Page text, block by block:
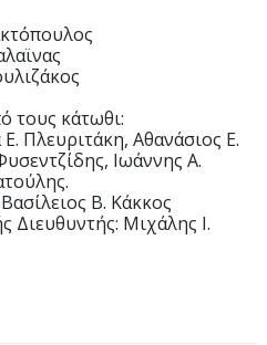
τους κάτωθι:
Πλευριτάκη, Αθανάσιος Ε.
Ιωάννης Α.
Β. Κάκκος
Διευθυντής: Μιχάλης Ι.